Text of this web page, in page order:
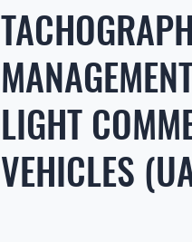
TACHOGRAPH
LIGHT
VEHICLES